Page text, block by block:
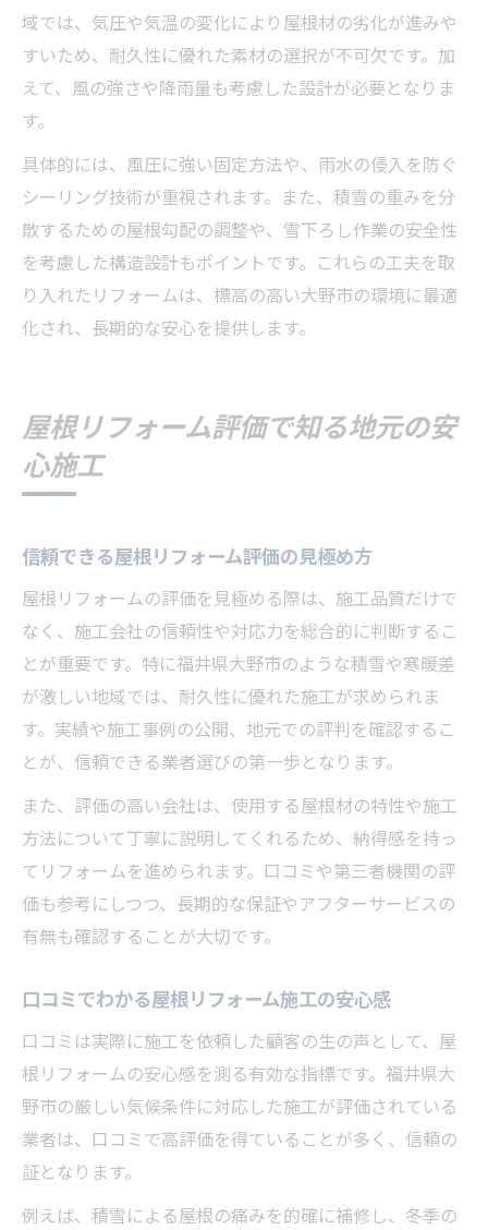
域では、気圧や気温の変化により屋根材の劣化が進みや
すいため、耐久性に優れた素材の選択が不可欠です。加
えて、風の強さや降雨量も考慮した設計が必要となりま
す。
具体的には、風圧に強い固定方法や、雨水の侵入を防ぐ
シーリング技術が重視されます。また、積雪の重みを分
散するための屋根勾配の調整や、雪下ろし作業の安全性
を考慮した構造設計もポイントです。これらの工夫を取
り入れたリフォームは、標高の高い大野市の環境に最適
化され、長期的な安心を提供します。
屋根リフォーム評価で知る地元の安
心施工
信頼できる屋根リフォーム評価の見極め方
屋根リフォームの評価を見極める際は、施工品質だけで
なく、施工会社の信頼性や対応力を総合的に判断するこ
とが重要です。特に福井県大野市のような積雪や寒暖差
が激しい地域では、耐久性に優れた施工が求められま
す。実績や施工事例の公開、地元での評判を確認するこ
とが、信頼できる業者選びの第一歩となります。
また、評価の高い会社は、使用する屋根材の特性や施工
方法について丁寧に説明してくれるため、納得感を持っ
てリフォームを進められます。口コミや第三者機関の評
価も参考にしつつ、長期的な保証やアフターサービスの
有無も確認することが大切です。
口コミでわかる屋根リフォーム施工の安心感
口コミは実際に施工を依頼した顧客の生の声として、屋
根リフォームの安心感を測る有効な指標です。福井県大
野市の厳しい気候条件に対応した施工が評価されている
業者は、口コミで高評価を得ていることが多く、信頼の
証となります。
例えば、積雪による屋根の痛みを的確に補修し、冬季の